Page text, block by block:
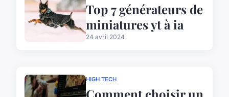
Top 7 générateurs de
miniatures yt à ia
24 avril 2024
HIGH TECH